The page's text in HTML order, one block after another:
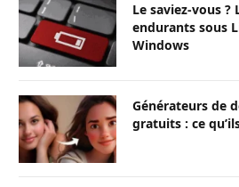
Le saviez-vous ?
endurants sous
Windows
Générateurs de
gratuits : ce